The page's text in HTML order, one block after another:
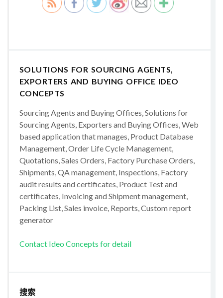
SOLUTIONS FOR SOURCING AGENTS,
EXPORTERS AND BUYING OFFICE IDEO
CONCEPTS
Sourcing Agents and Buying Offices, Solutions for
Sourcing Agents, Exporters and Buying Offices, Web
based application that manages, Product Database
Management, Order Life Cycle Management,
Quotations, Sales Orders, Factory Purchase Orders,
Shipments, QA management, Inspections, Factory
audit results and certificates, Product Test and
certificates, Invoicing and Shipment management,
Packing List, Sales invoice, Reports, Custom report
generator
Contact Ideo Concepts for detail
搜索